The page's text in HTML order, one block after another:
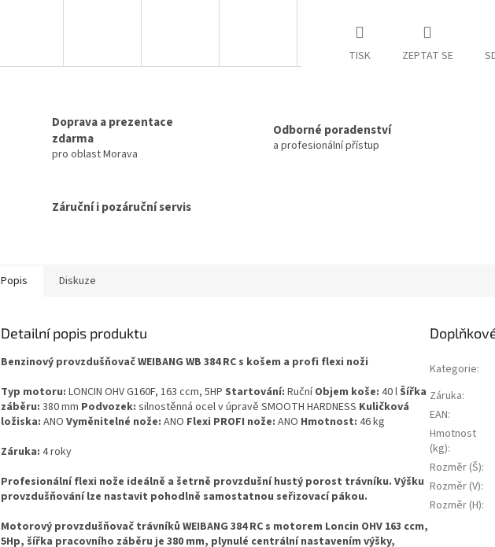
TISK ZEPTAT SE
Doprava a prezentace
zdarma
pro oblast Morava
Odborné poradenství
a profesionální přístup
Záruční i pozáruční servis
Popis Diskuze
Detailní popis produktu
Benzinový provzdušňovač WEIBANG WB 384 RC s košem a profi flexi noži
Typ motoru: LONCIN OHV G160F, 163 ccm, 5HP Startování: RučníObjem koše: 40 lŠířka
záběru: 380 mm Podvozek: silnostěnná ocel v úpravě SMOOTH HARDNESS Kuličková
ložiska: ANO Vyměnitelné nože: ANO Flexi PROFI nože: ANO Hmotnost: 46 kg
Záruka: 4 roky
Profesionální flexi nože ideálně a šetrně provzdušní hustý porost trávníku. Výšku
provzdušňování lze nastavit pohodlně samostatnou seřizovací pákou.
Motorový provzdušňovač trávníků WEIBANG 384 RC s motorem Loncin OHV 163 ccm,
5Hp, šířka pracovního záběru je 380 mm, plynulé centrální nastavením výšky,
Kategorie:
Záruka:
EAN:
Hmotnost
(kg):
Rozměr (Š):
Rozměr (V):
Rozměr (H):